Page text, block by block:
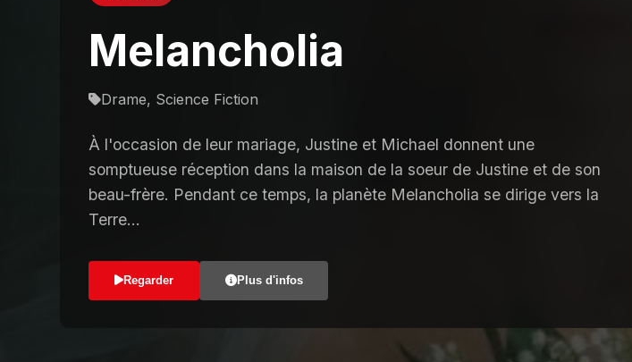
Melancholia
Drame, Science Fiction
À l'occasion de leur mariage, Justine et Michael donnent une
somptueuse réception dans la maison de la soeur de Justine et de son
beau-frère. Pendant ce temps, la planète Melancholia se dirige vers la
Terre...
Regarder Plus d'infos